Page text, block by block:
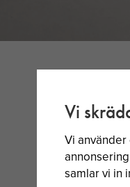
Vi
Vi
samlar vi in